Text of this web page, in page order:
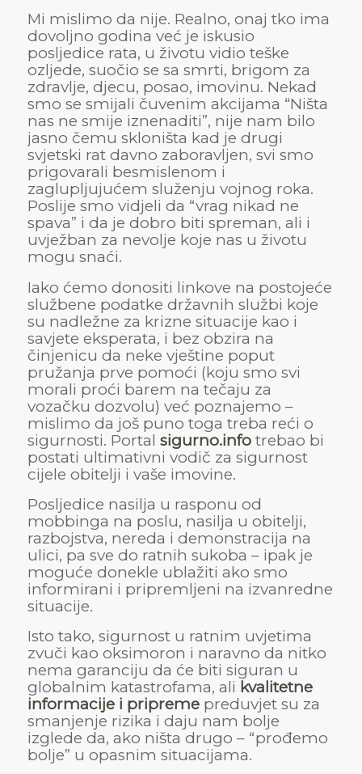
Mi mislimo da nije. Realno, onaj tko ima
dovoljno godina već je iskusio
posljedice rata, u životu vidio teške
ozljede, suočio se sa smrti, brigom za
zdravlje, djecu, posao, imovinu. Nekad
smo se smijali čuvenim akcijama “Ništa
nas ne smije iznenaditi”, nije nam bilo
jasno čemu skloništa kad je drugi
svjetski rat davno zaboravljen, svi smo
prigovarali besmislenom i
zaglupljujućem služenju vojnog roka.
Poslije smo vidjeli da “vrag nikad ne
spava” i da je dobro biti spreman, ali i
uvježban za nevolje koje nas u životu
mogu snaći.
Iako ćemo donositi linkove na postojeće
službene podatke državnih službi koje
su nadležne za krizne situacije kao i
savjete eksperata, i bez obzira na
činjenicu da neke vještine poput
pružanja prve pomoći (koju smo svi
morali proći barem na tečaju za
vozačku dozvolu) već poznajemo –
mislimo da još puno toga treba reći o
sigurnosti. Portal sigurno.infotrebao bi
postati ultimativni vodič za sigurnost
cijele obitelji i vaše imovine.
Posljedice nasilja u rasponu od
mobbinga na poslu, nasilja u obitelji,
razbojstva, nereda i demonstracija na
ulici, pa sve do ratnih sukoba – ipak je
moguće donekle ublažiti ako smo
informirani i pripremljeni na izvanredne
situacije.
Isto tako, sigurnost u ratnim uvjetima
zvuči kao oksimoron i naravno da nitko
nema garanciju da će biti siguran u
globalnim katastrofama, ali kvalitetne
informacije i pripremepreduvjet su za
smanjenje rizika i daju nam bolje
izglede da, ako ništa drugo – “prođemo
bolje” u opasnim situacijama.